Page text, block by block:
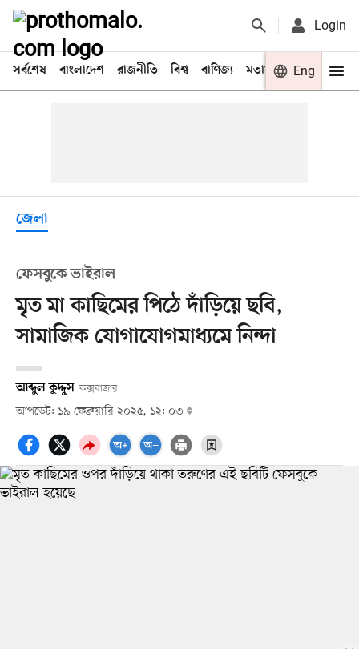
Login
সর্বশেষ বাংলাদেশ রাজনীতি বিশ্ব বাণিজ্য মতামত খেলা
Eng
জেলা
ফেসবুকে ভাইরাল
মৃত মা কাছিমের পিঠে দাঁড়িয়ে ছবি,
সামাজিক যোগাযোগমাধ্যমে নিন্দা
আব্দুল কুদ্দুস কক্সবাজার
আপডেট: ১৯ ফেব্রুয়ারি ২০২৫, ১২: ০৩